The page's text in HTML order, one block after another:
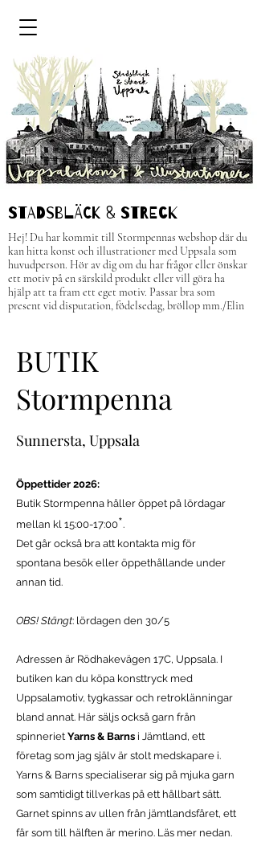
STADSBLÄCK & STRECk
Hej! Du har kommit till Stormpennas webshop där du
kan hitta konst och illustrationer med Uppsala som
huvudperson. Hör av dig om du har frågor eller önskar
ett motiv på en särskild produkt eller vill göra ha
hjälp att ta fram ett eget motiv. Passar bra som
present vid disputation, födelsedag, bröllop mm./Elin
BUTIK
Stormpenna
Sunnersta, Uppsala
Öppettider 2026:
Butik Stormpenna håller öppet på lördagar
mellan kl 15:00-17:00*.
Det går också bra att kontakta mig för
spontana besök eller öppethållande under
annan tid.
OBS! Stängt: lördagen den 30/5
Adressen är Rödhakevägen 17C, Uppsala. I
butiken kan du köpa konsttryck med
Uppsalamotiv, tygkassar och retroklänningar
bland annat. Här säljs också garn från
spinneriet Yarns & Barns i Jämtland, ett
företag som jag själv är stolt medskapare i.
Yarns & Barns specialiserar sig på mjuka garn
som samtidigt tillverkas på ett hållbart sätt.
Garnet spinns av ullen från jämtlandsfåret, ett
får som till hälften är merino. Läs mer nedan.